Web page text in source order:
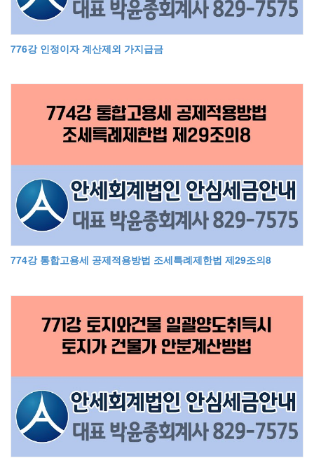
776강 인정이자 계산제외 가지급금
774강 통합고용세 공제적용방법 조세특례제한법 제29조의8